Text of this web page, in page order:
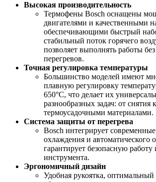
Высокая производительность
Термофены Bosch оснащены
двигателями и качественными
обеспечивающими быстрый
стабильный поток горячего
позволяет выполнять работы
перегревов.
Точная регулировка температуры
Большинство моделей имеют
плавную регулировку
650°C, что делает их
разнообразных задач: от снятия
термоусадочными материалами.
Система защиты от перегрева
Bosch интегрирует
охлаждения и автоматического
гарантирует безопасную работу
инструмента.
Эргономичный дизайн
Удобная рукоятка, оптимальный